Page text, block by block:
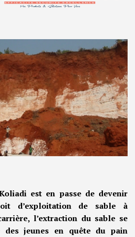
est en passe de devenir
d’exploitation de sable à
l’extraction du sable se
jeunes en quête du pain